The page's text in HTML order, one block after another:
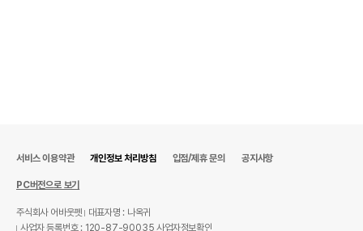
서비스 이용약관 개인정보 처리방침 입점/제휴 문의 공지사항
PC버전으로 보기
주식회사 어바웃펫
대표자명 : 나옥귀
사업자 등록번호 : 120-87-90035사업자정보확인